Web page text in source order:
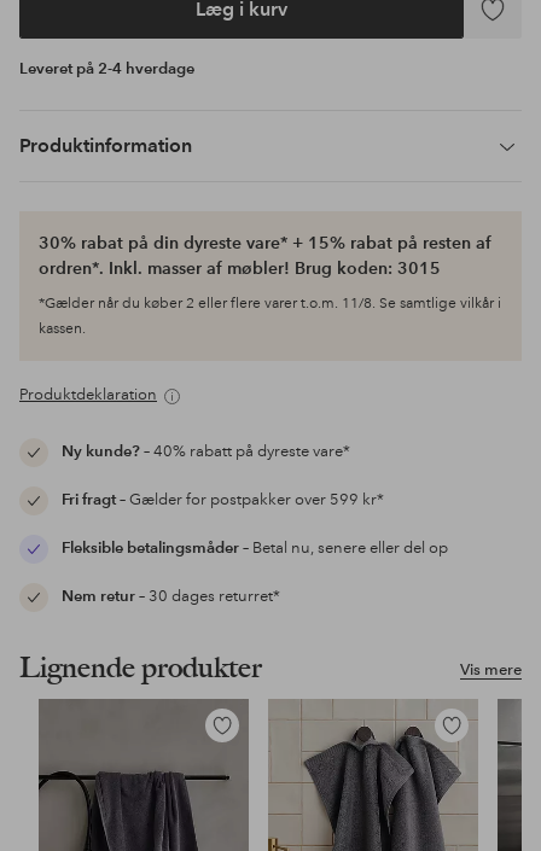
Læg i kurv
Tilføj
Leveret på 2-4 hverdage
Produktinformation
30% rabat på din dyreste vare* + 15% rabat på resten af
ordren*. Inkl. masser af møbler! Brug koden: 3015
*Gælder når du køber 2 eller flere varer t.o.m. 11/8. Se samtlige vilkår i
kassen.
Produktdeklaration
Ny kunde?– 40% rabatt på dyreste vare*
Fri fragt– Gælder for postpakker over 599 kr*
Fleksible betalingsmåder– Betal nu, senere eller del op
Nem retur– 30 dages returret*
Vis mere
Lignende produkter
Tilføj
favoritter
Tilføj
til
favoritter